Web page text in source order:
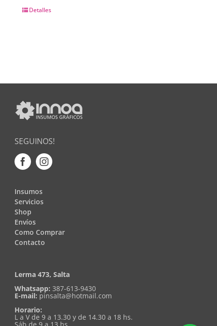
Detalles
SEGUINOS!
Insumos
Servicios
Shop
Envíos
Como Comprar
Contacto
Lerma 473, Salta
Whatsapp: 387-613-9430
E-mail: pinsalta@hotmail.com
Horario:
L a V de 9 a 13.30 y de 14.30 a 18 hs.